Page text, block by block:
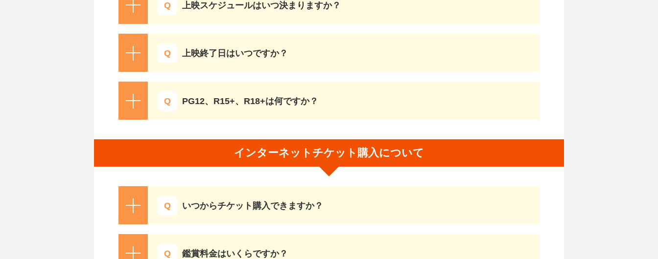
上映スケジュールはいつ決まりますか？
上映終了日はいつですか？
PG12、R15+、R18+は何ですか？
インターネットチケット購入について
いつからチケット購入できますか？
鑑賞料金はいくらですか？